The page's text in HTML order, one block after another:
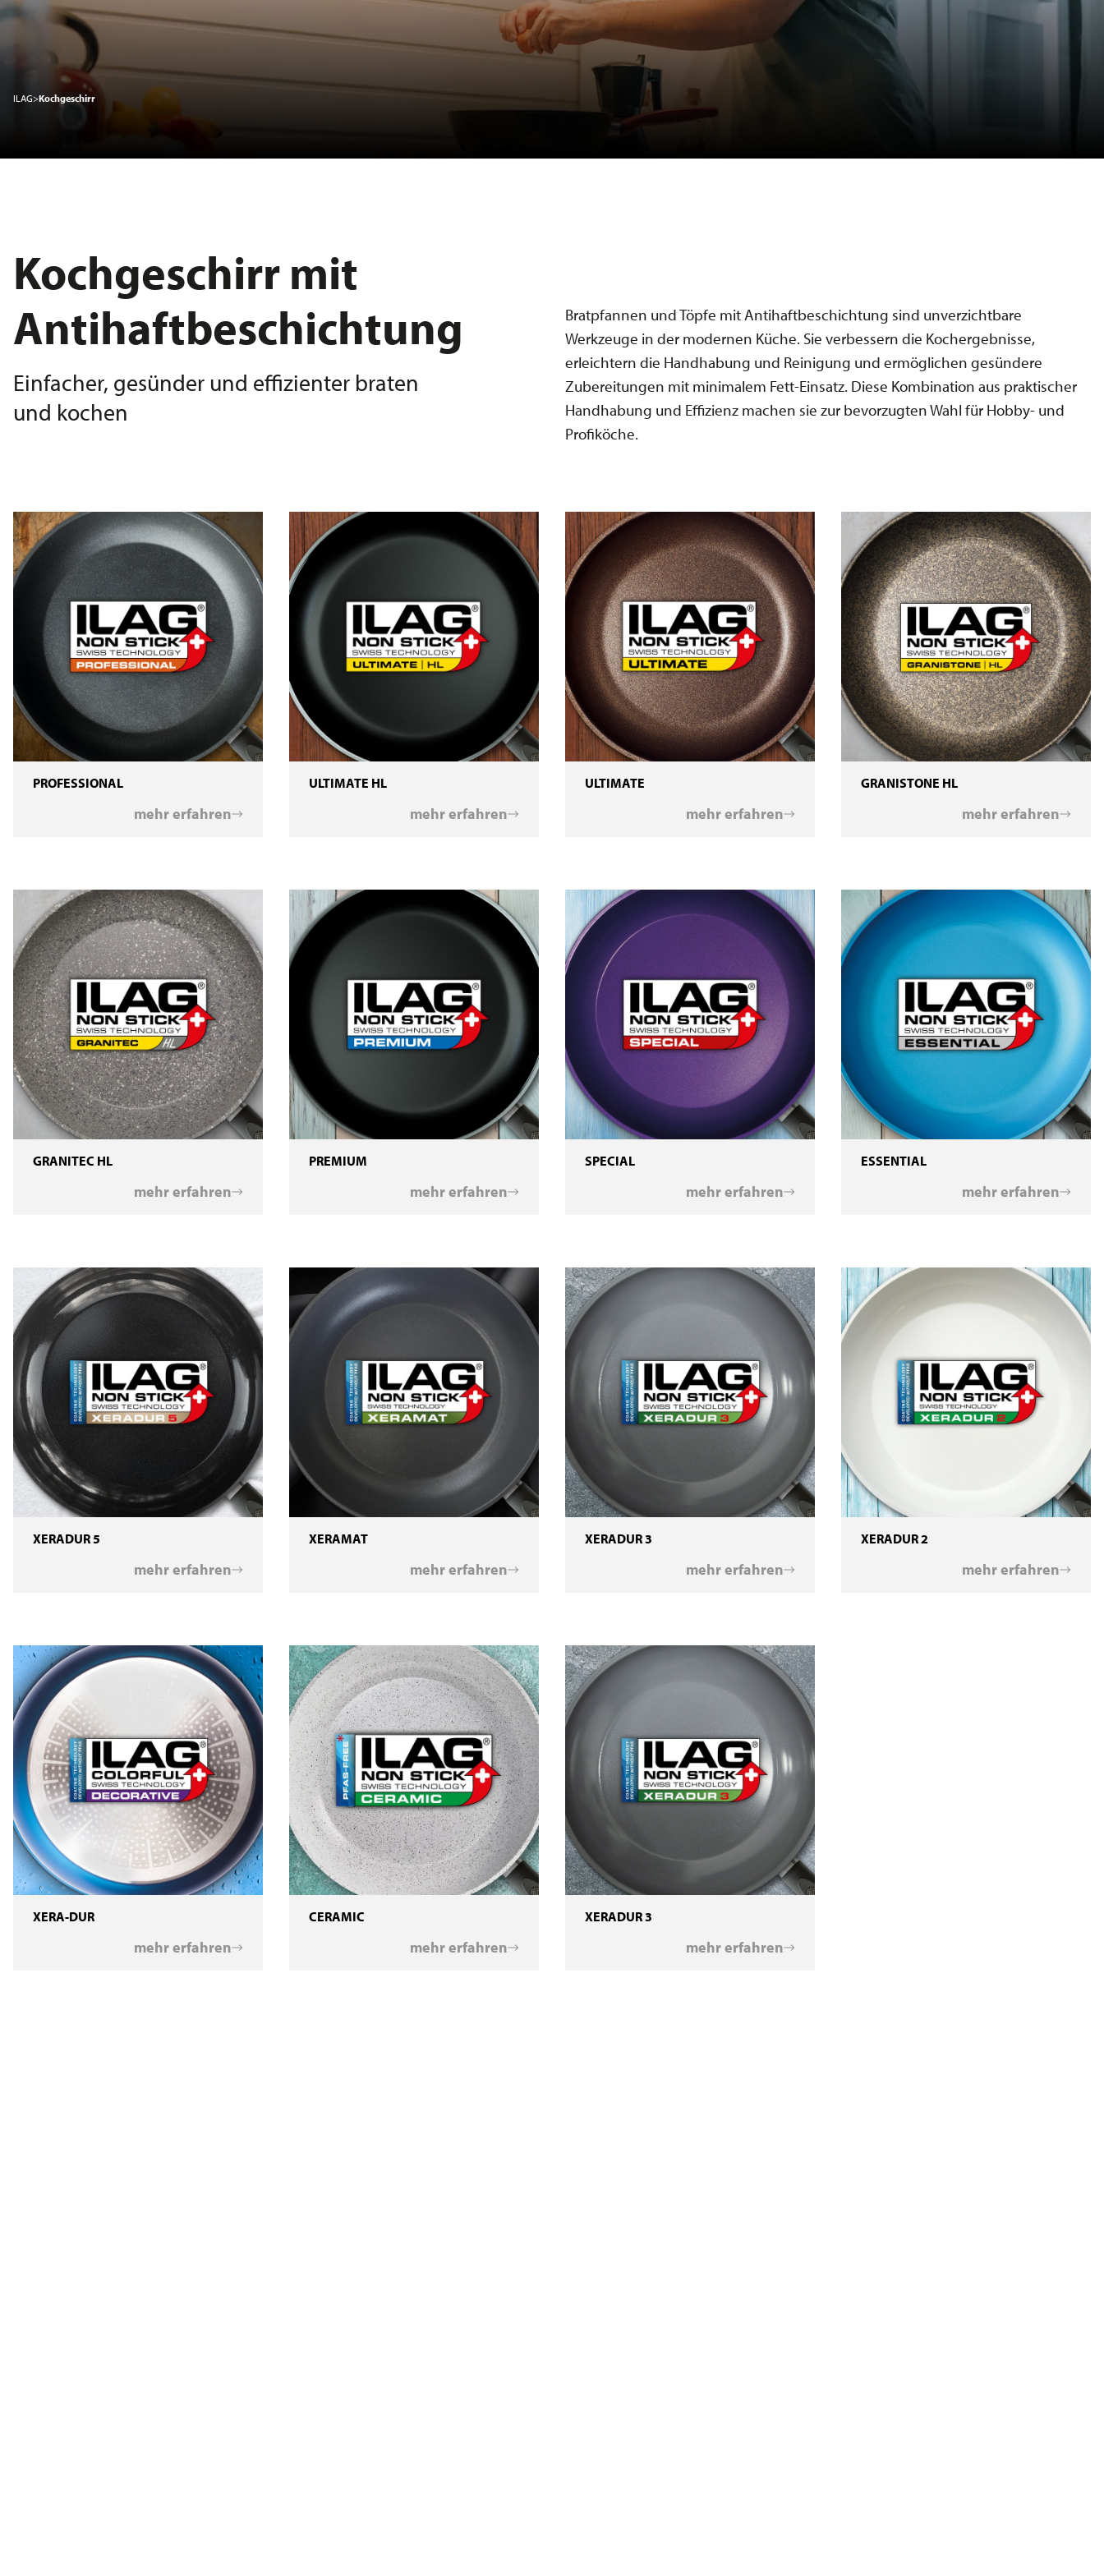
Nachhaltigkeit
Karriere
Über ILAG
ILAG>Kochgeschirr
Kochgeschirr mit
Antihaftbeschichtung
Einfacher, gesünder und effizienter braten
und kochen
Bratpfannen und Töpfe mit Antihaftbeschichtung sind unverzichtbare
Werkzeuge in der modernen Küche. Sie verbessern die Kochergebnisse,
erleichtern die Handhabung und Reinigung und ermöglichen gesündere
Zubereitungen mit minimalem Fett-Einsatz. Diese Kombination aus praktischer
Handhabung und Effizienz machen sie zur bevorzugten Wahl für Hobby- und
Profiköche.
PROFESSIONAL
mehr erfahren
ULTIMATE HL
mehr erfahren
ULTIMATE
mehr erfahren
GRANISTONE HL
mehr erfahren
GRANITEC HL
mehr erfahren
PREMIUM
mehr erfahren
SPECIAL
mehr erfahren
ESSENTIAL
mehr erfahren
XERADUR 5
mehr erfahren
XERAMAT
mehr erfahren
XERADUR 3
mehr erfahren
XERADUR 2
mehr erfahren
XERA-DUR
mehr erfahren
CERAMIC
mehr erfahren
XERADUR 3
mehr erfahren